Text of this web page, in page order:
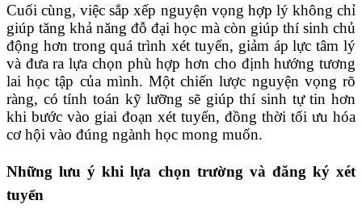
Cuối cùng, việc sắp xếp nguyện vọng hợp lý không chỉ
giúp tăng khả năng đỗ đại học mà còn giúp thí sinh chủ
động hơn trong quá trình xét tuyển, giảm áp lực tâm lý
và đưa ra lựa chọn phù hợp hơn cho định hướng tương
lai học tập của mình. Một chiến lược nguyện vọng rõ
ràng, có tính toán kỹ lưỡng sẽ giúp thí sinh tự tin hơn
khi bước vào giai đoạn xét tuyển, đồng thời tối ưu hóa
cơ hội vào đúng ngành học mong muốn.
Những lưu ý khi lựa chọn trường và đăng ký xét
tuyển